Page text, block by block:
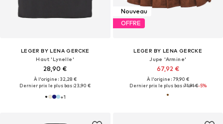
LEGER BY LENA GERCKE
Haut 'Lynelle'
28,90 €
À l'origine : 32,28 €
Dernier prix le plus bas :23,90 €
+1
Nouveau
OFFRE
LEGER BY LENA GERCKE
Jupe 'Armine'
67,92 €
À l'origine : 79,90 €
Dernier prix le plus bas :71,91 €-5%